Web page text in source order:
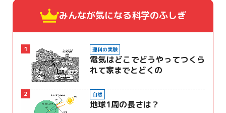
みんなが気になる科学のふしぎ
1 理科の実験
電気はどこでどうやってつくら
れて家までとどくの
2 自然
地球1周の長さは？